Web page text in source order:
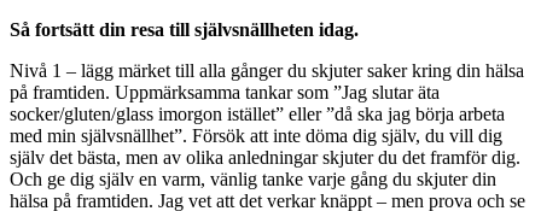
Så fortsätt din resa till självsnällheten idag.
Nivå 1 – lägg märket till alla gånger du skjuter saker kring din hälsa
på framtiden. Uppmärksamma tankar som ”Jag slutar äta
socker/gluten/glass imorgon istället” eller ”då ska jag börja arbeta
med min självsnällhet”. Försök att inte döma dig själv, du vill dig
själv det bästa, men av olika anledningar skjuter du det framför dig.
Och ge dig själv en varm, vänlig tanke varje gång du skjuter din
hälsa på framtiden. Jag vet att det verkar knäppt – men prova och se